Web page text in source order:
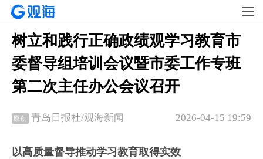
树立和践行正确政绩观学习教育市
委督导组培训会议暨市委工作专班
第二次主任办公会议召开
原创 2026-04-15 19:59
青岛日报社/观海新闻
以高质量督导推动学习教育取得实效